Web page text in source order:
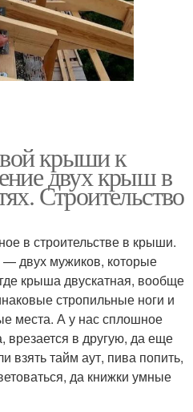
крыши к
двух крыш в
Строительство
в строительстве в крыши.
— двух мужиков, которые
крыша двускатная, вообще
стропильные ноги и
места. А у нас сплошное
в другую, да еще
тайм аут, пива попить,
да книжки умные